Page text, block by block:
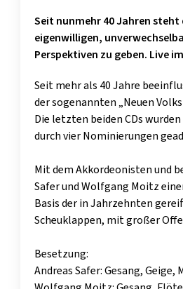
Seit nunmehr 40 Jahren
eigenwilligen,
Perspektiven zu geben. Live
Seit mehr als 40 Jahre
der sogenannten „Neuen
Die letzten beiden CDs
durch vier Nominierungen
Mit dem Akkordeonisten und
Safer und Wolfgang Moitz
Basis der in Jahrzehnten
Scheuklappen, mit großer
Besetzung:
Andreas Safer: Gesang,